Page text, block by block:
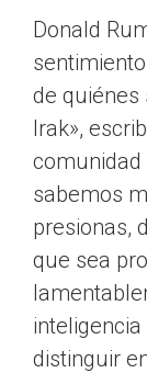
Donald
de quiénes
Irak»,
comunidad
sabemos
presionas,
que sea
inteligencia
distinguir